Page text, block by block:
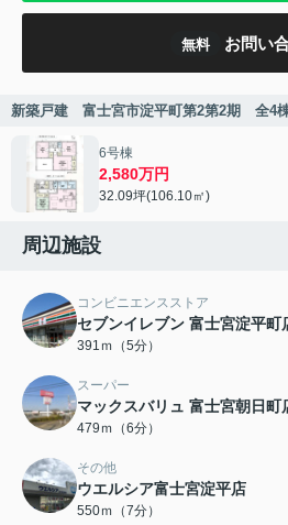
無料 お問い
新築戸建 富士宮市淀平町第2第2期 全4
6号棟
2,580万円
32.09坪(106.10㎡)
周辺施設
コンビニエンスストア
セブンイレブン 富士宮淀平町
391ｍ（5分）
スーパー
マックスバリュ 富士宮朝日町
479ｍ（6分）
その他
ウエルシア富士宮淀平店
550ｍ（7分）